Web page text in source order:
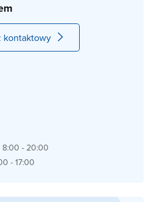
kontaktowy
8:00 - 20:00
- 17:00